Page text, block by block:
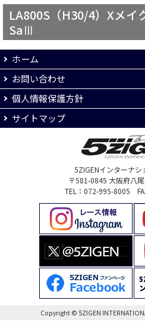
LA800S（H30/4）Xメイ
SaⅢ
ホーム
お問い合わせ
個人情報保護方針
サイトマップ
5ZIGENインターナ
〒581-0845 大阪府八
TEL：072-995-8005
Copyright © 5ZIGEN